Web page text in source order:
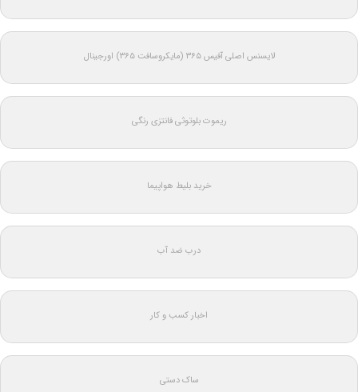
لایسنس اصلی آفیس ۳۶۵ (مایکروسافت ۳۶۵) اورجینال
ریموت بلوتوثی فانتزی رنگی
خرید بلیط هواپیما
درب ضد آب
اخبار کسب و کار
ساک دستی